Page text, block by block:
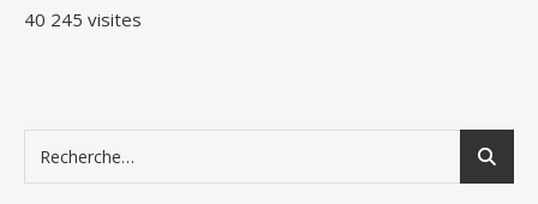
40 245 visites